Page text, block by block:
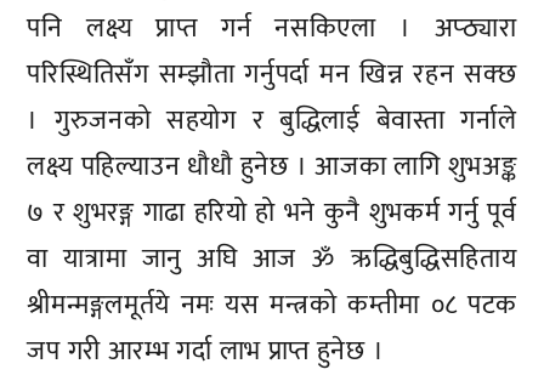
पनि लक्ष्य प्राप्त गर्न नसकिएला । अप्ठ्यारा
परिस्थितिसँग सम्झौता गर्नुपर्दा मन खिन्न रहन सक्छ
। गुरुजनको सहयोग र बुद्धिलाई बेवास्ता गर्नाले
लक्ष्य पहिल्याउन धौधौ हुनेछ । आजका लागि शुभअङ्क
७ र शुभरङ्ग गाढा हरियो हो भने कुनै शुभकर्म गर्नु पूर्व
वा यात्रामा जानु अघि आज ॐ ऋद्धिबुद्धिसहिताय
श्रीमन्मङ्गलमूर्तये नमः यस मन्त्रको कम्तीमा ०८ पटक
जप गरी आरम्भ गर्दा लाभ प्राप्त हुनेछ ।